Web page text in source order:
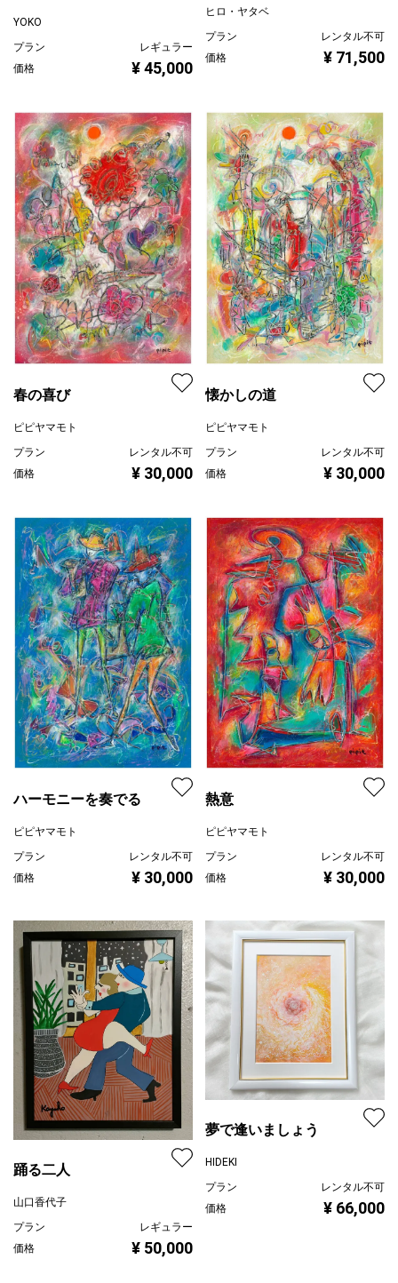
YOKO
プラン
レギュラー
価格
¥ 45,000
ヒロ・ヤタベ
プラン
レンタル不可
価格
¥ 71,500
春の喜び
ピピヤマモト
プラン
レンタル不可
価格
¥ 30,000
懐かしの道
ピピヤマモト
プラン
レンタル不可
価格
¥ 30,000
ハーモニーを奏でる
ピピヤマモト
プラン
レンタル不可
価格
¥ 30,000
熱意
ピピヤマモト
プラン
レンタル不可
価格
¥ 30,000
踊る二人
山口香代子
プラン
レギュラー
価格
¥ 50,000
夢で逢いましょう
HIDEKI
プラン
レンタル不可
価格
¥ 66,000